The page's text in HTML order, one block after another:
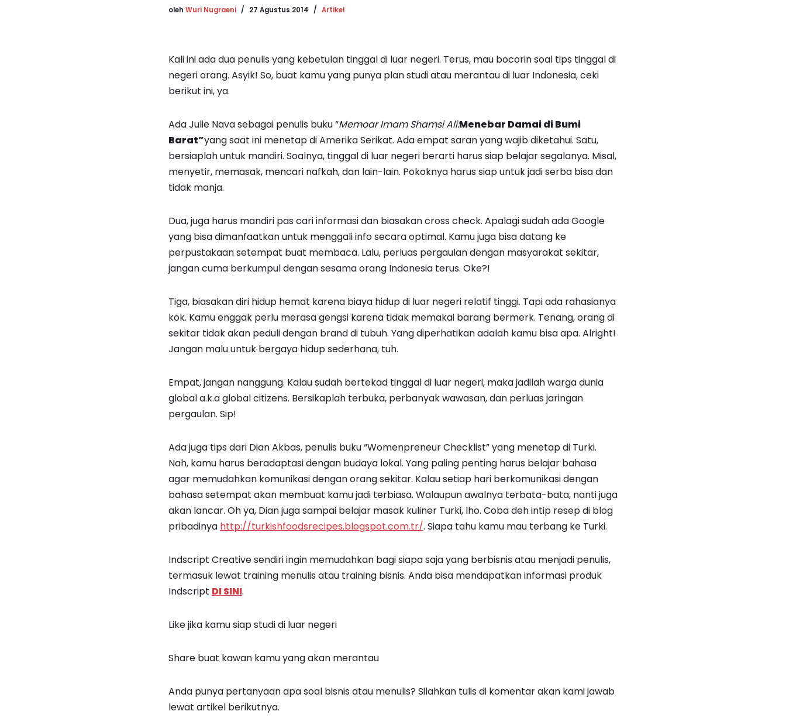
oleh Wuri Nugraeni 27 Agustus 2014 Artikel
Kali ini ada dua penulis yang kebetulan tinggal di luar negeri. Terus, mau bocorin soal tips tinggal di
negeri orang. Asyik! So, buat kamu yang punya plan studi atau merantau di luar Indonesia, ceki
berikut ini, ya.
Ada Julie Nava sebagai penulis buku “Memoar Imam Shamsi Ali:Menebar Damai di Bumi
Barat”yang saat ini menetap di Amerika Serikat. Ada empat saran yang wajib diketahui. Satu,
bersiaplah untuk mandiri. Soalnya, tinggal di luar negeri berarti harus siap belajar segalanya. Misal,
menyetir, memasak, mencari nafkah, dan lain-lain. Pokoknya harus siap untuk jadi serba bisa dan
tidak manja.
Dua, juga harus mandiri pas cari informasi dan biasakan cross check. Apalagi sudah ada Google
yang bisa dimanfaatkan untuk menggali info secara optimal. Kamu juga bisa datang ke
perpustakaan setempat buat membaca. Lalu, perluas pergaulan dengan masyarakat sekitar,
jangan cuma berkumpul dengan sesama orang Indonesia terus. Oke?!
Tiga, biasakan diri hidup hemat karena biaya hidup di luar negeri relatif tinggi. Tapi ada rahasianya
kok. Kamu enggak perlu merasa gengsi karena tidak memakai barang bermerk. Tenang, orang di
sekitar tidak akan peduli dengan brand di tubuh. Yang diperhatikan adalah kamu bisa apa. Alright!
Jangan malu untuk bergaya hidup sederhana, tuh.
Empat, jangan nanggung. Kalau sudah bertekad tinggal di luar negeri, maka jadilah warga dunia
global a.k.a global citizens. Bersikaplah terbuka, perbanyak wawasan, dan perluas jaringan
pergaulan. Sip!
Ada juga tips dari Dian Akbas, penulis buku “Womenpreneur Checklist” yang menetap di Turki.
Nah, kamu harus beradaptasi dengan budaya lokal. Yang paling penting harus belajar bahasa
agar memudahkan komunikasi dengan orang sekitar. Kalau setiap hari berkomunikasi dengan
bahasa setempat akan membuat kamu jadi terbiasa. Walaupun awalnya terbata-bata, nanti juga
akan lancar. Oh ya, Dian juga sampai belajar masak kuliner Turki, lho. Coba deh intip resep di blog
pribadinya http://turkishfoodsrecipes.blogspot.com.tr/. Siapa tahu kamu mau terbang ke Turki.
Indscript Creative sendiri ingin memudahkan bagi siapa saja yang berbisnis atau menjadi penulis,
termasuk lewat training menulis atau training bisnis. Anda bisa mendapatkan informasi produk
Indscript DI SINI.
Like jika kamu siap studi di luar negeri
Share buat kawan kamu yang akan merantau
Anda punya pertanyaan apa soal bisnis atau menulis? Silahkan tulis di komentar akan kami jawab
lewat artikel berikutnya.